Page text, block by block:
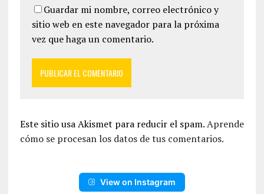
Guardar mi nombre, correo electrónico y
sitio web en este navegador para la próxima
vez que haga un comentario.
Este sitio usa Akismet para reducir el spam.Aprende
cómo se procesan los datos de tus comentarios.
View on Instagram